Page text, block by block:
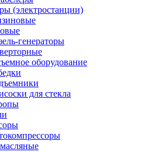
(электростанции)
генераторы
оборудование
для стекла